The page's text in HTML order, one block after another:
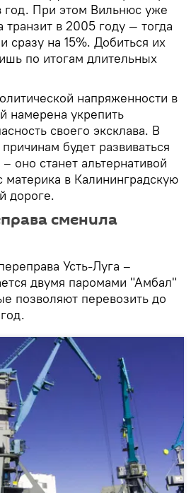
год. При этом Вильнюс уже
в 2005 году — тогда
сразу на 15%. Добиться их
по итогам длительных
напряженности в
намерена укрепить
своего эксклава. В
будет развиваться
оно станет альтернативой
материка в Калининградскую
дороге.
сменила
Усть-Луга –
двумя паромами "Амбал"
позволяют перевозить до